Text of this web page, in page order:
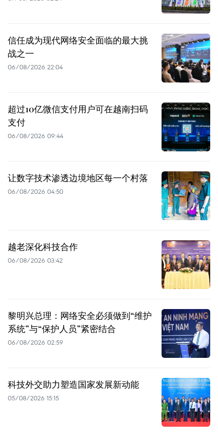
信任成为现代网络安全面临的最大挑
战之一
06/08/2026 22:04
超过10亿微信支付用户可在越南扫码
支付
06/08/2026 09:44
让数字技术渗透边境地区每一个村落
06/08/2026 04:50
越老深化科技合作
06/08/2026 03:42
黎明兴总理：网络安全必须做到“维护
系统”与“保护人员”紧密结合
06/08/2026 02:59
科技外交助力塑造国家发展新动能
05/08/2026 15:15